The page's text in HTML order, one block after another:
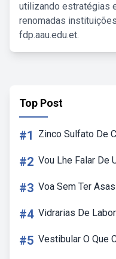
utilizando estratégias
renomadas
fdp.aau.edu.et.
Top Post
#1 Zinco Sulfato De
#2 Vou Lhe Falar De
#3 Voa Sem Ter
#4 Vidrarias De
#5 Vestibular O Que